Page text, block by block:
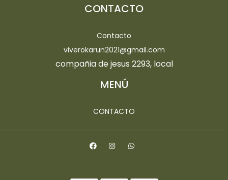
CONTACTO
Contacto
viverokarun2021@gmail.com
compañia de jesus 2293, local
MENÚ
CONTACTO